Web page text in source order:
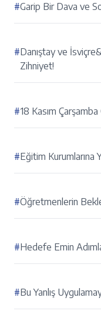
#Garip Bir Dava ve
#Danıştay ve
Zihniyet!
#18 Kasım
#Eğitim Kurumlarına
#Öğretmenlerin
#Hedefe Emin
#Bu Yanlış